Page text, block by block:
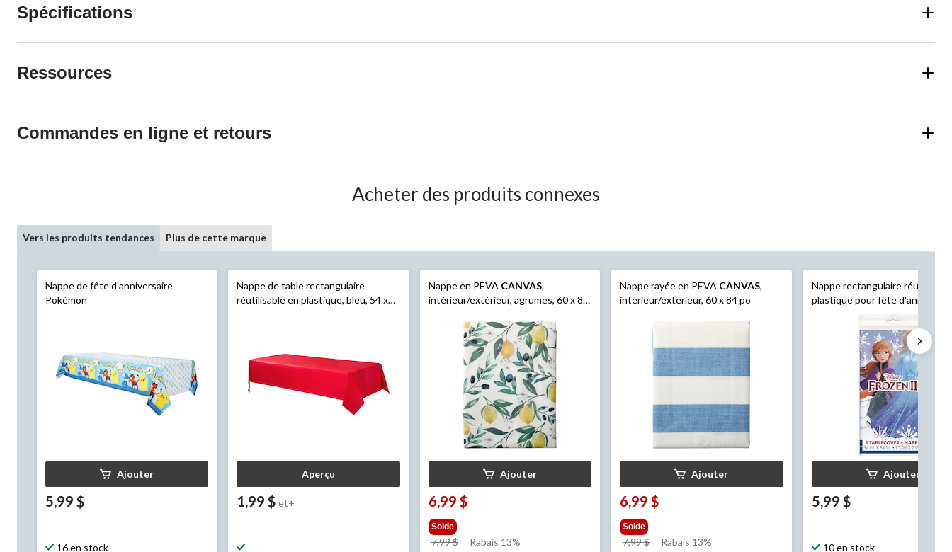
Spécifications
Ressources
Commandes en ligne et retours
Acheter des produits connexes
Vers les produits tendances Plus de cette marque
Nappe de fête d'anniversaire
Pokémon
Ajouter
5,99 $
16 en stock
Nappe de table rectangulaire
réutilisable en plastique, bleu, 54 x
Aperçu
1,99 $ et+
Nappe en PEVA CANVAS,
intérieur/extérieur, agrumes, 60 x 84
Ajouter
6,99 $
Solde
7,99 $
prixRabais 13%
Nappe rayée en PEVA CANVAS,
intérieur/extérieur, 60 x 84 po
Ajouter
6,99 $
Solde
7,99 $
prixRabais 13%
Nappe rectangulaire
plastique pour fête
Disney La Reine des neiges,
Ajouter
5,99 $
10 en stock